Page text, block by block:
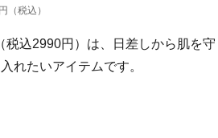
税込）
税込2990円）は、日差しから肌を
れたいアイテムです。